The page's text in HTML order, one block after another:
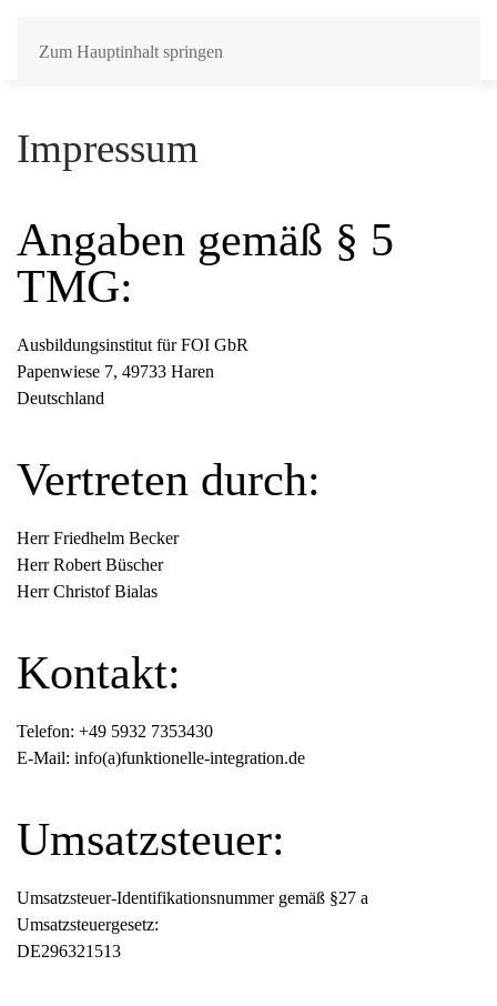
Zum Hauptinhalt springen
Impressum
Angaben gemäß § 5
TMG:
Ausbildungsinstitut für FOI GbR
Papenwiese 7, 49733 Haren
Deutschland
Vertreten durch:
Herr Friedhelm Becker
Herr Robert Büscher
Herr Christof Bialas
Kontakt:
Telefon: +49 5932 7353430
E-Mail: info(a)funktionelle-integration.de
Umsatzsteuer:
Umsatzsteuer-Identifikationsnummer gemäß §27 a
Umsatzsteuergesetz:
DE296321513